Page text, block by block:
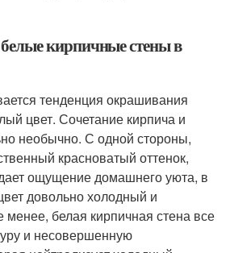
кирпичные стены в
тенденция окрашивания
цвет. Сочетание кирпича и
необычно. С одной стороны,
красноватый оттенок,
ощущение домашнего уюта, в
довольно холодный и
белая кирпичная стена все
и несовершенную